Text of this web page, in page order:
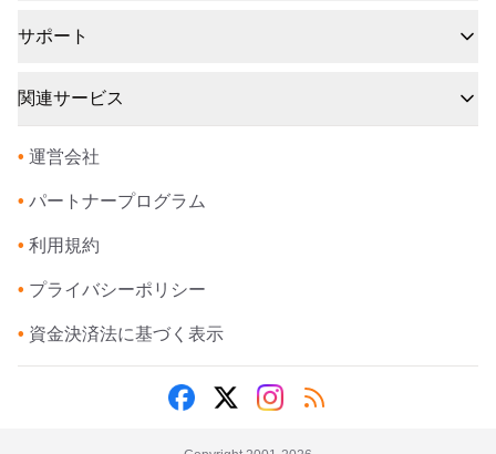
サポート
関連サービス
• 運営会社
• パートナープログラム
• 利用規約
• プライバシーポリシー
• 資金決済法に基づく表示